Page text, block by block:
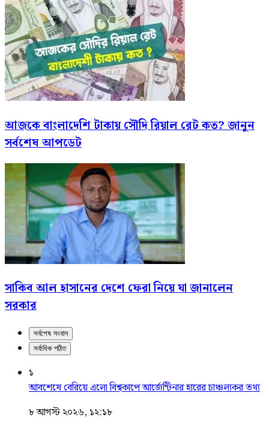
আজকে বাংলাদেশি টাকায় সৌদি রিয়াল রেট কত? জানুন
সর্বশেষ আপডেট
সাকিব আল হাসানের দেশে ফেরা নিয়ে যা জানালেন
সরকার
সর্বশেষ সংবাদ
সর্বাধিক পঠিত
১
আবশেষে বেরিয়ে এলো বিশ্বকাপে আর্জেন্টিনার হারের চাঞ্চল্যকর তথ্য
৮ আগস্ট ২০২৬, ১২:১৮